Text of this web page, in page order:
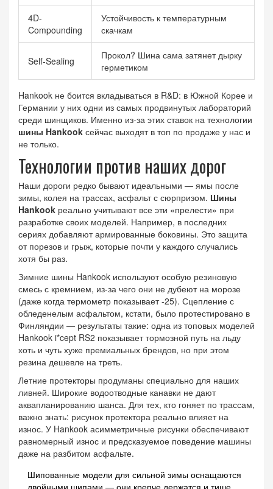
4D-
Compounding
Устойчивость к температурным
скачкам
Self-Sealing
Прокол? Шина сама затянет дырку
герметиком
Hankook не боится вкладываться в R&D: в Южной Корее и
Германии у них одни из самых продвинутых лабораторий
среди шинщиков. Именно из-за этих ставок на технологии
шины Hankook сейчас выходят в топ по продаже у нас и
не только.
Технологии против наших дорог
Наши дороги редко бывают идеальными — ямы после
зимы, колея на трассах, асфальт с сюрпризом. Шины
Hankook реально учитывают все эти «прелести» при
разработке своих моделей. Например, в последних
сериях добавляют армированные боковины. Это защита
от порезов и грыж, которые почти у каждого случались
хотя бы раз.
Зимние шины Hankook используют особую резиновую
смесь с кремнием, из-за чего они не дубеют на морозе
(даже когда термометр показывает -25). Сцепление с
обледенелым асфальтом, кстати, было протестировано в
Финляндии — результаты такие: одна из топовых моделей
Hankook i*cept RS2 показывает тормозной путь на льду
хоть и чуть хуже премиальных брендов, но при этом
резина дешевле на треть.
Летние протекторы продуманы специально для наших
ливней. Широкие водоотводные канавки не дают
аквапланированию шанса. Для тех, кто гоняет по трассам,
важно знать: рисунок протектора реально влияет на
износ. У Hankook асимметричные рисунки обеспечивают
равномерный износ и предсказуемое поведение машины
даже на разбитом асфальте.
Шипованные модели для сильной зимы оснащаются